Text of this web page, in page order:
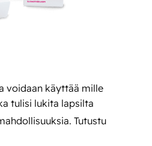
voidaan käyttää mille
tulisi lukita lapsilta
Tutustu